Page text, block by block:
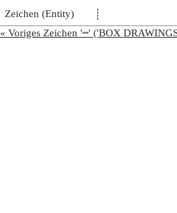
Zeichen (Entity)
┊
« Voriges Zeichen '┉' ('BOX